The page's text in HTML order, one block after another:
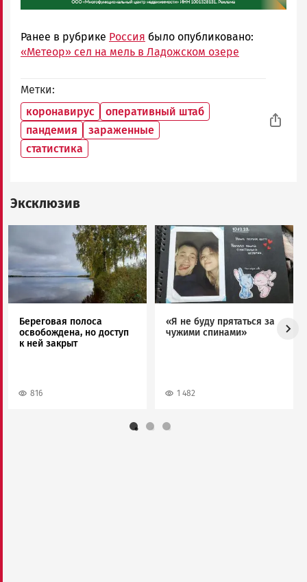
Ранее в рубрике Россия было опубликовано:
«Метеор» сел на мель в Ладожском озере
Метки
коронавирус
оперативный штаб
пандемия
зараженные
статистика
Эксклюзив
Береговая полоса
освобождена, но доступ
к ней закрыт
816
Image
«Я не буду прятаться за
чужими спинами»
1 482